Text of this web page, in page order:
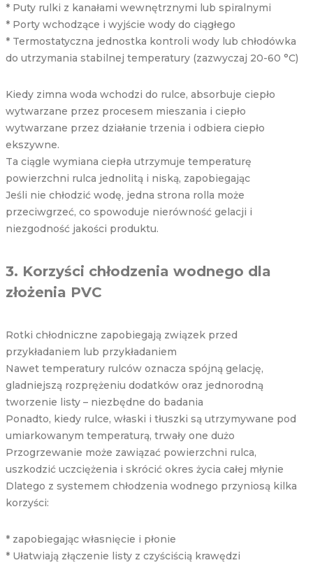
* Puty rulki z kanałami wewnętrznymi lub spiralnymi
* Porty wchodzące i wyjście wody do ciągłego
* Termostatyczna jednostka kontroli wody lub chłodówka
do utrzymania stabilnej temperatury (zazwyczaj 20-60 °C)
Kiedy zimna woda wchodzi do rulce, absorbuje ciepło
wytwarzane przez procesem mieszania i ciepło
wytwarzane przez działanie trzenia i odbiera ciepło
ekszywne.
Ta ciągle wymiana ciepła utrzymuje temperaturę
powierzchni rulca jednolitą i niską, zapobiegając
Jeśli nie chłodzić wodę, jedna strona rolla może
przeciwgrzeć, co spowoduje nierówność gelacji i
niezgodność jakości produktu.
3. Korzyści chłodzenia wodnego dla
złożenia PVC
Rotki chłodniczne zapobiegają związek przed
przykładaniem lub przykładaniem
Nawet temperatury rulców oznacza spójną gelację,
gladniejszą rozprężeniu dodatków oraz jednorodną
tworzenie listy – niezbędne do badania
Ponadto, kiedy rulce, właski i tłuszki są utrzymywane pod
umiarkowanym temperaturą, trwały one dużo
Przogrzewanie może zawiązać powierzchni rulca,
uszkodzić uczciężenia i skrócić okres życia całej młynie
Dlatego z systemem chłodzenia wodnego przyniosą kilka
korzyści:
* zapobiegając własnięcie i płonie
* Ułatwiają złączenie listy z czyściścią krawędzi